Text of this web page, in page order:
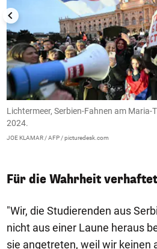
Lichtermeer, Serbien-Fahnen am Maria-
2024.
JOE KLAMAR / AFP / picturedesk.com
Für die Wahrheit verhaftet
"Wir, die Studierenden aus
nicht aus einer Laune heraus
sie angetreten, weil wir keinen